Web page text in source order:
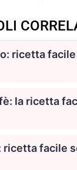
ricetta
la ricetta
ricetta facile